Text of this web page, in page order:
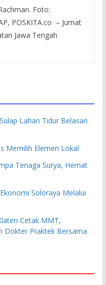
Foto:
POSKITA.co – Jumat
Jawa Tengah
Lahan Tidur Belasan
Memilih Elemen Lokal
Tenaga Surya, Hemat
Soloraya Melalui
Cetak MMT,
Dokter Praktek Bersama